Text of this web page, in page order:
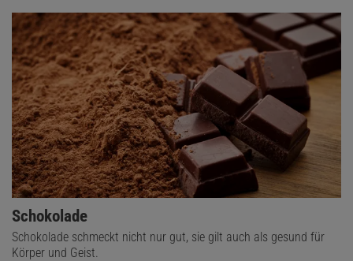
Schokolade
Schokolade schmeckt nicht nur gut, sie gilt auch als gesund für
Körper und Geist.